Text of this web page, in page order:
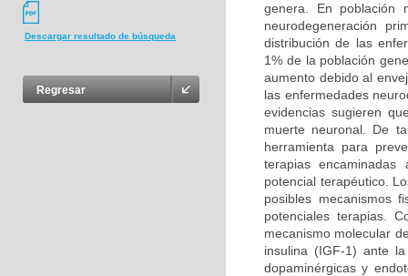
Descargar resultado de búsqueda
Regresar
genera. En población
neurodegeneración
distribución de las
1% de la población
aumento debido al
las enfermedades
evidencias sugieren
muerte neuronal. De
herramienta para
terapias
potencial terapéutico.
posibles mecanismos
potenciales terapias.
mecanismo molecular
insulina (IGF-1) ante
dopaminérgicas y